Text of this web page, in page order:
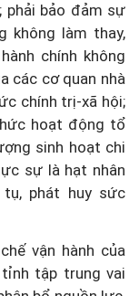
phải bảo đảm sự
không làm thay,
chính không
các cơ quan nhà
chính trị-xã hội;
hoạt động tổ
sinh hoạt chi
sự là hạt nhân
phát huy sức
vận hành của
tập trung vai